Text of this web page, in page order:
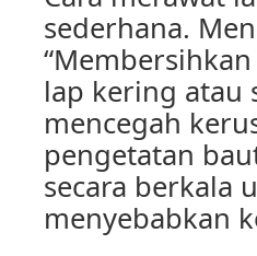
sederhana.
lap kering atau
mencegah
pengetatan
secara berkala
menyebabkan